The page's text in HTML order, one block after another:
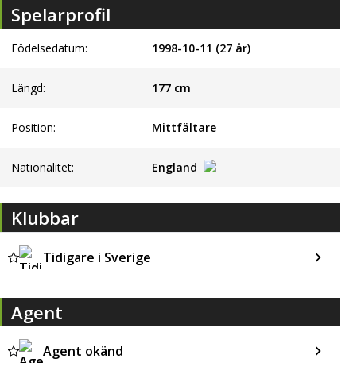
Spelarprofil
Födelsedatum: 1998-10-11 (27 år)
Längd: 177cm
Position: Mittfältare
Nationalitet: England
Klubbar
Tidigare i Sverige
Agent
Agent okänd